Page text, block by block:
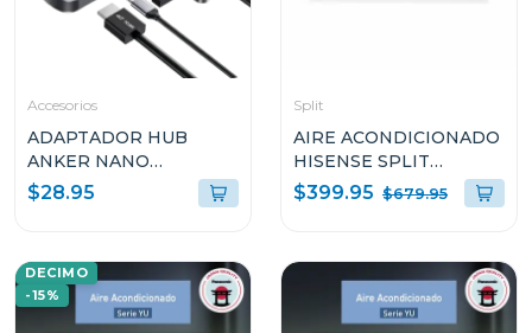
Accesorios
ADAPTADOR HUB
ANKER NANO
MULTIPUERTO USB 7-
EN-1 CON 4K Y HDMI
$28.95
Split
AIRE ACONDICIONADO
HISENSE SPLIT
INVERTER 18000 BTU
ATR182CJ
$399.95 $679.95
DECIMO
-15%